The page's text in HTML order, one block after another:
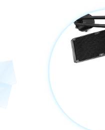
ワークステーション
ディスプレイ
Windows 11 Copilot+ PC
iiyama
Windows 11